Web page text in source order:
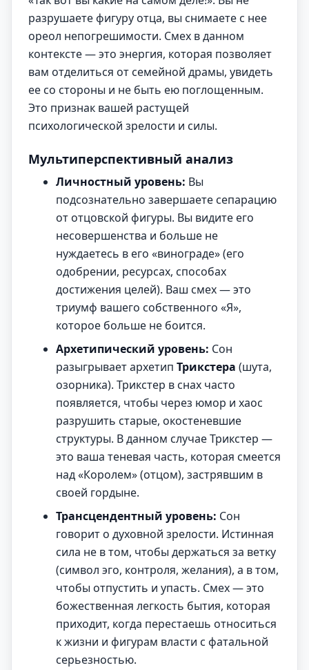
разрушаете фигуру отца, вы снимаете с нее
ореол непогрешимости. Смех в данном
контексте — это энергия, которая позволяет
вам отделиться от семейной драмы, увидеть
ее со стороны и не быть ею поглощенным.
Это признак вашей растущей
психологической зрелости и силы.
Мультиперспективный анализ
Личностный уровень: Вы
подсознательно завершаете сепарацию
от отцовской фигуры. Вы видите его
несовершенства и больше не
нуждаетесь в его «винограде» (его
одобрении, ресурсах, способах
достижения целей). Ваш смех — это
триумф вашего собственного «Я»,
которое больше не боится.
Архетипический уровень: Сон
разыгрывает архетип Трикстера (шута,
озорника). Трикстер в снах часто
появляется, чтобы через юмор и хаос
разрушить старые, окостеневшие
структуры. В данном случае Трикстер —
это ваша теневая часть, которая смеется
над «Королем» (отцом), застрявшим в
своей гордыне.
Трансцендентный уровень: Сон
говорит о духовной зрелости. Истинная
сила не в том, чтобы держаться за ветку
(символ эго, контроля, желания), а в том,
чтобы отпустить и упасть. Смех — это
божественная легкость бытия, которая
приходит, когда перестаешь относиться
к жизни и фигурам власти с фатальной
серьезностью.